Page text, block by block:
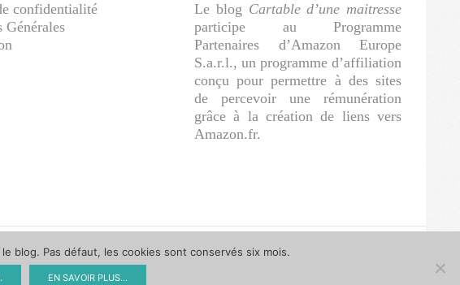
confidentialité
Générales
Le blog Cartable d’une maitresse
participe au Programme
Partenaires d’Amazon Europe
S.a.r.l., un programme d’affiliation
conçu pour permettre à des sites
de percevoir une rémunération
grâce à la création de liens vers
Amazon.fr.
blog. Pas défaut, les cookies sont conservés six mois.
EN SAVOIR PLUS...